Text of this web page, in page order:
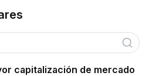
capitalización de mercado